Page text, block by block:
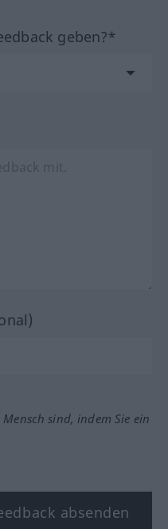
geben?*
sind, indem Sie ein
absenden